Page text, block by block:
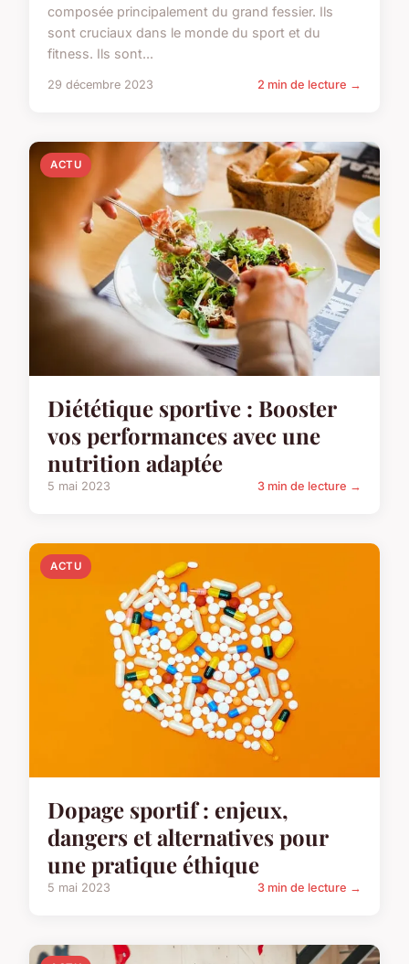
composée principalement du grand fessier. Ils
sont cruciaux dans le monde du sport et du
fitness. Ils sont...
29 décembre 2023 2 min de lecture →
ACTU
Diététique sportive : Booster
vos performances avec une
nutrition adaptée
5 mai 2023 3 min de lecture →
ACTU
Dopage sportif : enjeux,
dangers et alternatives pour
une pratique éthique
5 mai 2023 3 min de lecture →